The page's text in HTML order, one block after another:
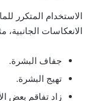
الاستخدام المتكرر
الانعكاسات الجانبية،
جفاف البشرة.
تهيج البشرة.
زاد تفاقم بعض